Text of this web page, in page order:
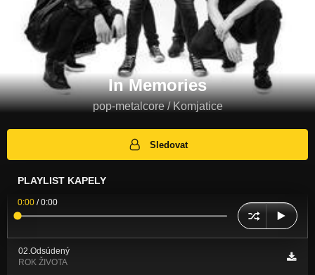
In Memories
pop-metalcore / Komjatice
Sledovat
PLAYLIST KAPELY
0:00 /0:00
02.Odsúdený
ROK ŽIVOTA